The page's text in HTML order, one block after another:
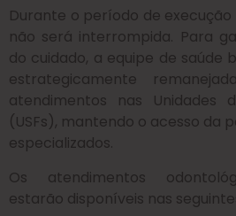
Durante o período de
não será interrompida. Para
do cuidado, a equipe de saúde
estrategicamente
atendimentos nas Unidades
(USFs), mantendo o acesso da
especializados.
Os atendimentos
estarão disponíveis nas